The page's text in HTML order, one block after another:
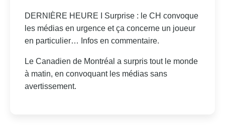
DERNIÈRE HEURE I Surprise : le CH convoque
les médias en urgence et ça concerne un joueur
en particulier… Infos en commentaire.
Le Canadien de Montréal a surpris tout le monde
à matin, en convoquant les médias sans
avertissement.